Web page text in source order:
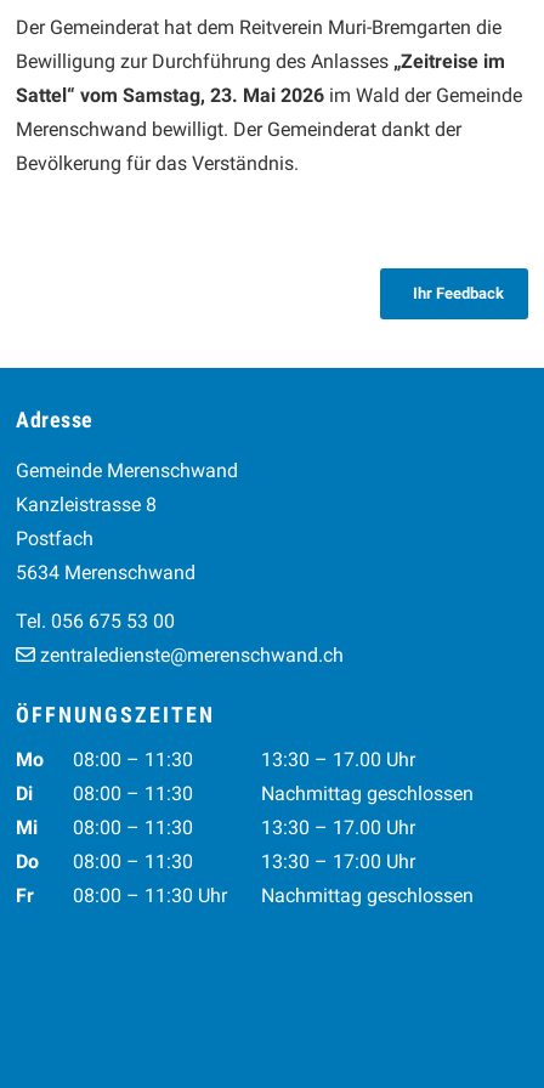
Der Gemeinderat hat dem Reitverein Muri-Bremgarten die
Bewilligung zur Durchführung des Anlasses „Zeitreise im
Sattel“ vom Samstag, 23. Mai 2026 im Wald der Gemeinde
Merenschwand bewilligt. Der Gemeinderat dankt der
Bevölkerung für das Verständnis.
Ihr Feedback
Footer
Adresse
Gemeinde Merenschwand
Kanzleistrasse 8
Postfach
5634 Merenschwand
Tel. 056 675 53 00
zentraledienste@merenschwand.ch
ÖFFNUNGSZEITEN
Wochentag Vormittag Nachmittag
Mo 08:00 – 11:30
13:30 – 17.00 Uhr
Di
08:00 – 11:30
Nachmittag geschlossen
Mi
08:00 – 11:30
13:30 – 17.00 Uhr
Do
08:00 – 11:30
13:30 – 17:00 Uhr
Fr
08:00 – 11:30 Uhr Nachmittag geschlossen